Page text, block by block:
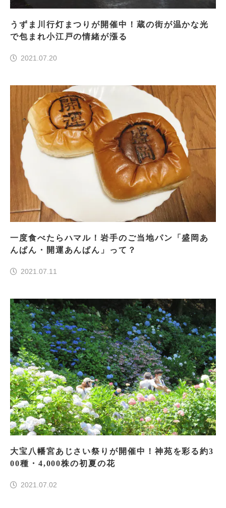
うずま川行灯まつりが開催中！蔵の街が温かな光
で包まれ小江戸の情緒が漲る
2021.07.20
一度食べたらハマル！岩手のご当地パン「盛岡あ
んぱん・開運あんぱん」って？
2021.07.11
大宝八幡宮あじさい祭りが開催中！神苑を彩る約3
00種・4,000株の初夏の花
2021.07.02